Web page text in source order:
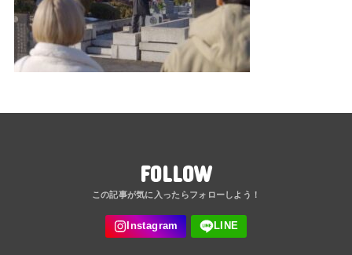
FOLLOW